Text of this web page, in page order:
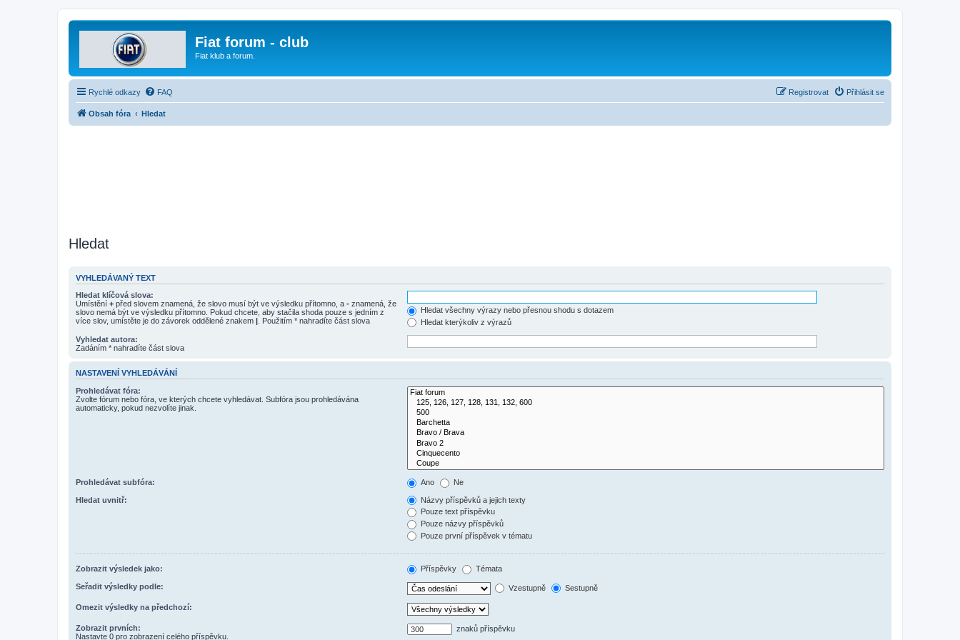
Fiat forum - club
Fiat klub a forum.
Rychlé odkazy FAQ Přihlásit se
Registrovat
Obsah fóra Hledat
Hledat
VYHLEDÁVANÝ TEXT
Hledat klíčová slova:
Umístění + před slovem znamená, že slovo musí být ve výsledku přítomno, a - znamená, že
slovo nemá být ve výsledku přítomno. Pokud chcete, aby stačila shoda pouze s jedním z
více slov, umístěte je do závorek oddělené znakem | . Použitím * nahradíte část slova
Hledat všechny výrazy nebo přesnou shodu s dotazem
Hledat kterýkoliv z výrazů
Vyhledat autora:
Zadáním * nahradíte část slova
NASTAVENÍ VYHLEDÁVÁNÍ
Prohledávat fóra:
Zvolte fórum nebo fóra, ve kterých chcete vyhledávat. Subfóra jsou prohledávána
automaticky, pokud nezvolíte jinak.
Prohledávat subfóra: Ano Ne
Hledat uvnitř:
Názvy příspěvků a jejich texty
Pouze text příspěvku
Pouze názvy příspěvků
Pouze první příspěvek v tématu
Zobrazit výsledek jako: Příspěvky Témata
Seřadit výsledky podle: Vzestupně Sestupně
Omezit výsledky na předchozí:
Zobrazit prvních:
Nastavte 0 pro zobrazení celého příspěvku.
znaků příspěvku